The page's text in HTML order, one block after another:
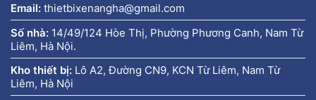
Email: thietbixenangha@gmail.com
Số nhà: 14/49/124 Hòe Thị, Phường Phương Canh, Nam Từ
Liêm, Hà Nội.
Kho thiết bị: Lô A2, Đường CN9, KCN Từ Liêm, Nam Từ
Liêm, Hà Nội